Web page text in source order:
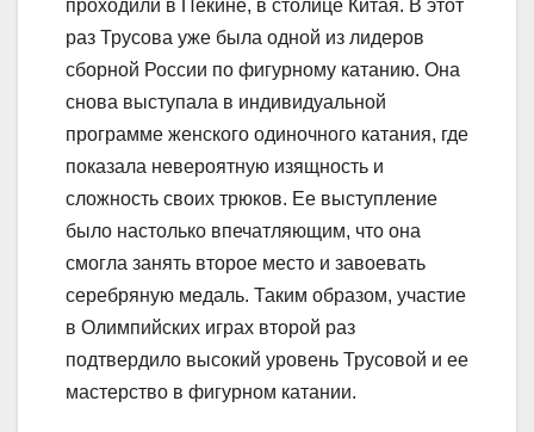
проходили в Пекине, в столице Китая. В этот
раз Трусова уже была одной из лидеров
сборной России по фигурному катанию. Она
снова выступала в индивидуальной
программе женского одиночного катания, где
показала невероятную изящность и
сложность своих трюков. Ее выступление
было настолько впечатляющим, что она
смогла занять второе место и завоевать
серебряную медаль. Таким образом, участие
в Олимпийских играх второй раз
подтвердило высокий уровень Трусовой и ее
мастерство в фигурном катании.